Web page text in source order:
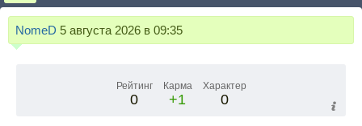
NomeD 5 августа 2026 в 09:35
Рейтинг
0
Карма
+1
Характер
0